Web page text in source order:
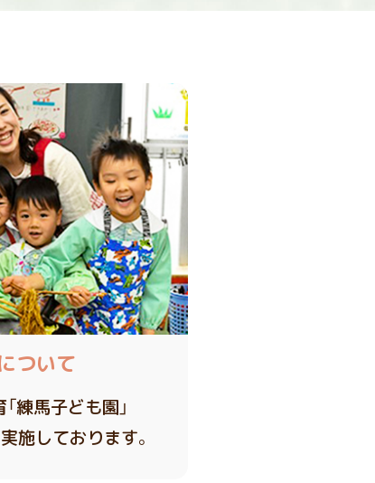
ついて
練馬子ども園」
施しております。